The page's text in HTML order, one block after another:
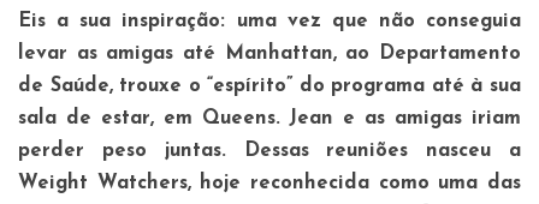
Eis a sua inspiração: uma vez que não conseguia
levar as amigas até Manhattan, ao Departamento
de Saúde, trouxe o “espírito” do programa até à sua
sala de estar, em Queens. Jean e as amigas iriam
perder peso juntas. Dessas reuniões nasceu a
Weight Watchers, hoje reconhecida como uma das